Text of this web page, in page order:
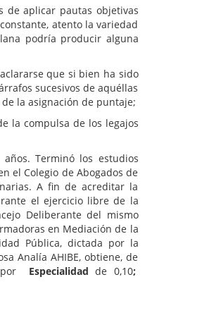
aplicar pautas objetivas
atento la variedad
podría producir alguna
que si bien ha sido
sucesivos de aquéllas
la asignación de puntaje;
compulsa de los legajos
años. Terminó los estudios
el Colegio de Abogados de
A fin de acreditar la
el ejercicio libre de la
Deliberante del mismo
en Mediación de la
Pública, dictada por la
Analía AHIBE, obtiene, de
por Especialidadde 0,10;